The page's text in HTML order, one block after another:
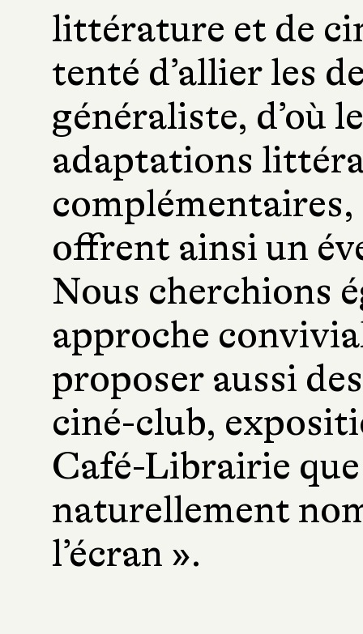
littérature et de
tenté d’allier les
généraliste, d’où
adaptations
offrent ainsi un
Nous cherchions
approche
proposer aussi
ciné-club,
Café-Librairie
naturellement
l’écran ».